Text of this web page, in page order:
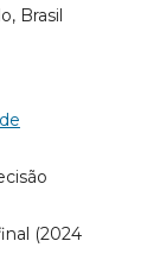
Brasil
(2024